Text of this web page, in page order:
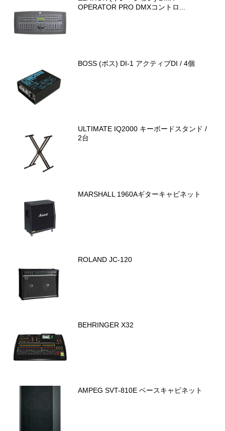
OPERATOR PRO DMXコントロ...
BOSS (ボス) DI-1 アクティブDI / 4個
ULTIMATE IQ2000 キーボードスタンド /
2台
MARSHALL 1960Aギターキャビネット
ROLAND JC-120
BEHRINGER X32
AMPEG SVT-810E ベースキャビネット